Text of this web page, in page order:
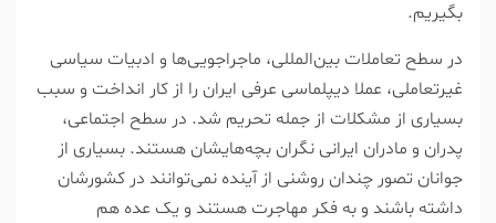
بگیریم.
در سطح تعاملات بین‌المللی، ماجراجویی‌ها و ادبیات سیاسی
غیرتعاملی، عملا دیپلماسی عرفی ایران را از کار انداخت و سبب
بسیاری از مشکلات از جمله تحریم شد. در سطح اجتماعی،
پدران و مادران ایرانی نگران بچه‌هایشان هستند. بسیاری از
جوانان تصور چندان روشنی از آینده نمی‌توانند در کشورشان
داشته باشند و به فکر مهاجرت هستند و یک عده هم